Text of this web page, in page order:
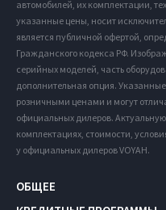
автомобилей, их комплектации,
указанные цены, носит
является публичной офертой,
Гражданского кодекса РФ.
серийных моделей, часть
дополнительная опция.
розничными ценами и могут
официальных дилеров.
комплектациях, стоимости,
у официальных дилеров VOYAH.
ОБЩЕЕ